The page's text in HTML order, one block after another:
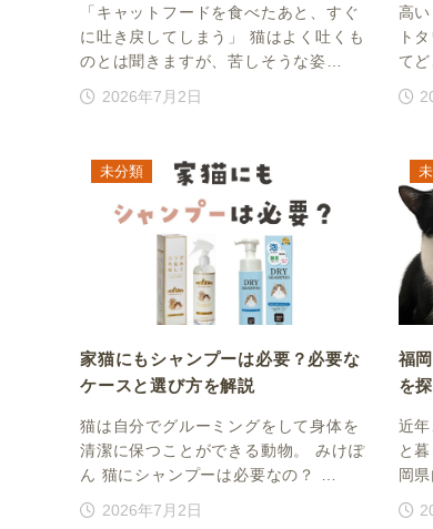
「キャットフードを食べたあと、すぐ
に吐き戻してしまう」 猫はよく吐くも
のとは聞きますが、苦しそうな姿…
2026年7月2日
高
ト
て
家猫にもシャンプーは必要？必要な
ケースと選び方を解説
猫は自分でグルーミングをして身体を
清潔に保つことができる動物。 みけぽ
ん 猫にシャンプーは必要なの？ …
2026年7月2日
未分類
福
を
近
と
岡